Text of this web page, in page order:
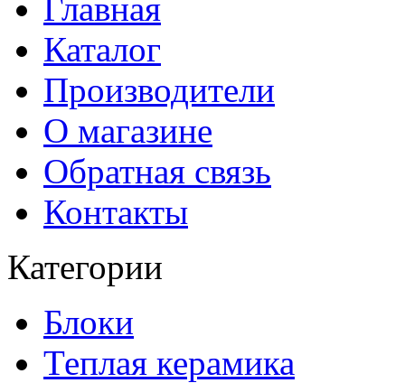
Главная
Каталог
Производители
О магазине
Обратная связь
Контакты
Категории
Блоки
Теплая керамика